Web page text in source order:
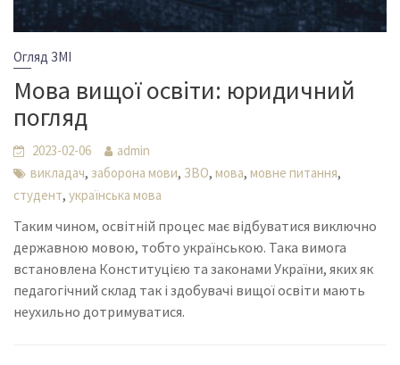
Огляд ЗМІ
Мова вищої освіти: юридичний
погляд
2023-02-06
admin
викладач, заборона мови, ЗВО,мова,мовне питання,
студент,українська мова
Таким чином, освітній процес має відбуватися виключно
державною мовою, тобто українською. Така вимога
встановлена Конституцією та законами України, яких як
педагогічний склад так і здобувачі вищої освіти мають
неухильно дотримуватися.